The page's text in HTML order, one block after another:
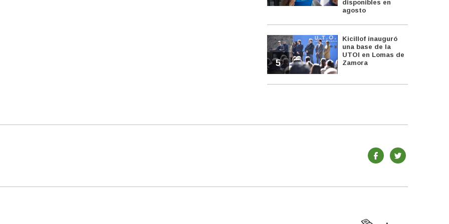
disponibles en
agosto
5
Kicillof inauguró
una base de la
UTOI en Lomas de
Zamora